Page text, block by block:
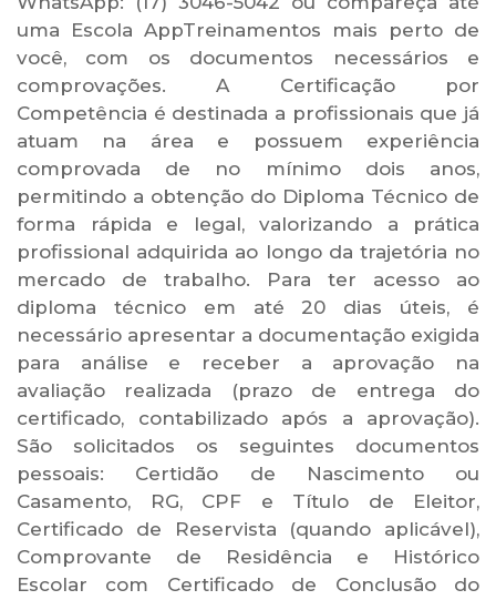
uma Escola AppTreinamentos mais perto de
você, com os documentos necessários e
comprovações. A Certificação por
Competência é destinada a profissionais que já
atuam na área e possuem experiência
comprovada de no mínimo dois anos,
permitindo a obtenção do Diploma Técnico de
forma rápida e legal, valorizando a prática
profissional adquirida ao longo da trajetória no
mercado de trabalho. Para ter acesso ao
diploma técnico em até 20 dias úteis, é
necessário apresentar a documentação exigida
para análise e receber a aprovação na
avaliação realizada (prazo de entrega do
certificado, contabilizado após a aprovação).
São solicitados os seguintes documentos
pessoais: Certidão de Nascimento ou
Casamento, RG, CPF e Título de Eleitor,
Certificado de Reservista (quando aplicável),
Comprovante de Residência e Histórico
Escolar com Certificado de Conclusão do